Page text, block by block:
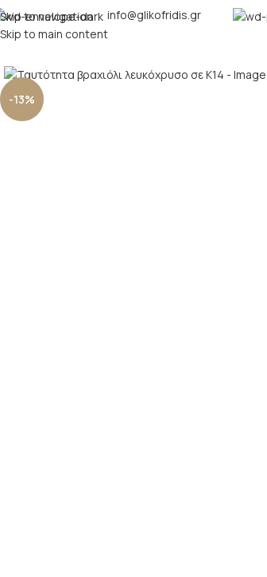
Skip to navigation
Skip to main content
info@glikofridis.gr
-13%